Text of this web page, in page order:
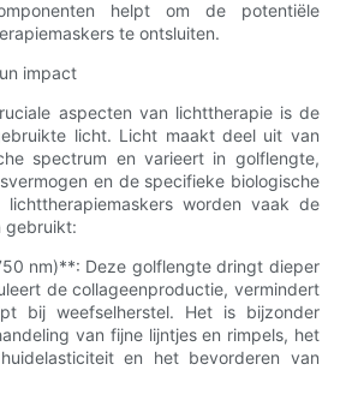
helpt om de potentiële
te ontsluiten.
impact
aspecten van lichttherapie is de
licht. Licht maakt deel uit van
spectrum en varieert in golflengte,
en de specifieke biologische
worden vaak de
gebruikt:
nm)**: Deze golflengte dringt dieper
de collageenproductie, vermindert
bij weefselherstel. Het is bijzonder
van fijne lijntjes en rimpels, het
en het bevorderen van